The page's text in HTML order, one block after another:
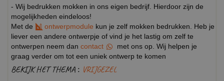
- Wij bedrukken mokken in ons eigen bedrijf. Hierdoor zijn de
mogelijkheden eindeloos!
Met de
ontwerpmodule kun je zelf mokken bedrukken. Heb je
liever een andere ontwerpje of vind je het lastig om zelf te
ontwerpen neem dan contact
met ons op. Wij helpen je
graag verder om tot een uniek ontwerp te komen
BEKIJK HET THEMA : VRIJGEZEL